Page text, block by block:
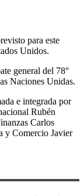
para este
Unidos.
general del 78°
Naciones Unidas.
e integrada por
Rubén
Carlos
y Comercio Javier